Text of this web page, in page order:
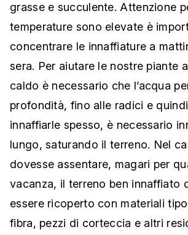
grasse e succulente. Attenzione
temperature sono elevate è
concentrare le innaffiature a
sera. Per aiutare le nostre piante
caldo è necessario che l’acqua
profondità, fino alle radici e
innaffiarle spesso, è necessario
lungo, saturando il terreno. Nel
dovesse assentare, magari per
vacanza, il terreno ben innaffiato
essere ricoperto con materiali
fibra, pezzi di corteccia e altri